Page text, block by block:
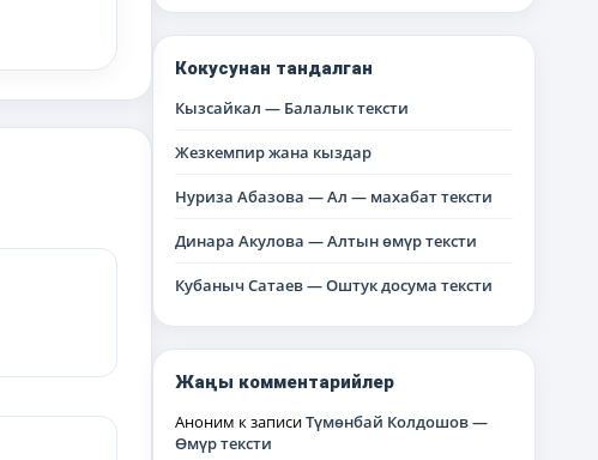
Кокусунан тандалган
Кызсайкал — Балалык тексти
Жезкемпир жана кыздар
Нуриза Абазова — Ал — махабат тексти
Динара Акулова — Алтын өмүр тексти
Кубаныч Сатаев — Оштук досума тексти
Жаңы комментарийлер
Аноним к записиТүмөнбай Колдошов —
Өмүр тексти